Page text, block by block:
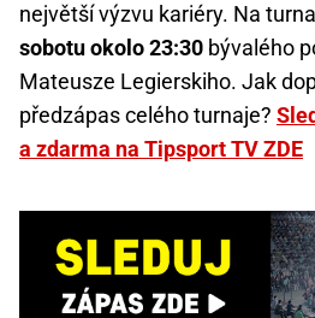
největší výzvu kariéry. Na
sobotu okolo 23:30 bývalého
Mateusze Legierskiho. Jak
předzápas celého turnaje?
a zdarma na Tipsport TV ZDE